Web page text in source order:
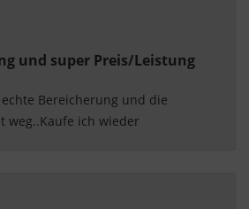
und super Preis/Leistung
weg..Kaufe ich wieder